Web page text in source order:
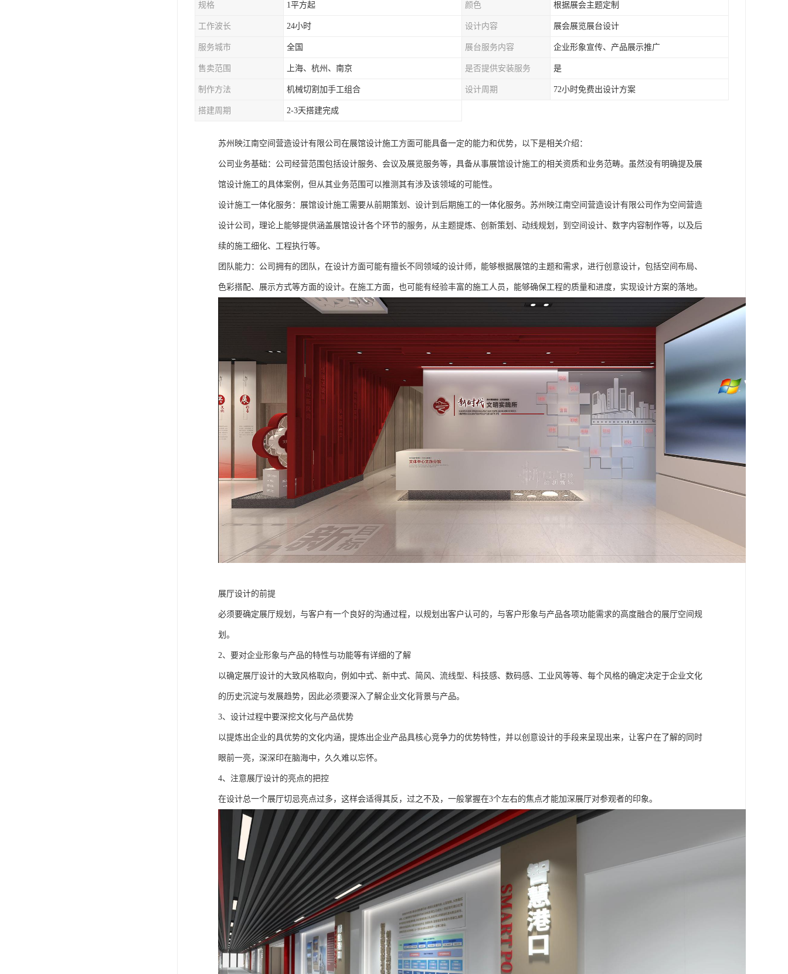
规格 1平方起 颜色 根据展会主题定制
工作波长 24小时 设计内容 展会展览展台设计
服务城市 全国 展台服务内容 企业形象宣传、产品展示推广
售卖范围 上海、杭州、南京 是否提供安装服务 是
制作方法 机械切割加手工组合 设计周期 72小时免费出设计方案
搭建周期 2-3天搭建完成
苏州映江南空间营造设计有限公司在展馆设计施工方面可能具备一定的能力和优势，以下是相关介绍：
公司业务基础：公司经营范围包括设计服务、会议及展览服务等，具备从事展馆设计施工的相关资质和业务范畴。虽然没有明确提及展
馆设计施工的具体案例，但从其业务范围可以推测其有涉及该领域的可能性。
设计施工一体化服务：展馆设计施工需要从前期策划、设计到后期施工的一体化服务。苏州映江南空间营造设计有限公司作为空间营造
设计公司，理论上能够提供涵盖展馆设计各个环节的服务，从主题提炼、创新策划、动线规划，到空间设计、数字内容制作等，以及后
续的施工细化、工程执行等。
团队能力：公司拥有的团队，在设计方面可能有擅长不同领域的设计师，能够根据展馆的主题和需求，进行创意设计，包括空间布局、
色彩搭配、展示方式等方面的设计。在施工方面，也可能有经验丰富的施工人员，能够确保工程的质量和进度，实现设计方案的落地。
展厅设计的前提
必须要确定展厅规划，与客户有一个良好的沟通过程，以规划出客户认可的，与客户形象与产品各项功能需求的高度融合的展厅空间规
划。
2、要对企业形象与产品的特性与功能等有详细的了解
以确定展厅设计的大致风格取向，例如中式、新中式、简风、流线型、科技感、数码感、工业风等等、每个风格的确定决定于企业文化
的历史沉淀与发展趋势，因此必须要深入了解企业文化背景与产品。
3、设计过程中要深挖文化与产品优势
以提炼出企业的具优势的文化内涵，提炼出企业产品具核心竞争力的优势特性，并以创意设计的手段来呈现出来，让客户在了解的同时
眼前一亮，深深印在脑海中，久久难以忘怀。
4、注意展厅设计的亮点的把控
在设计总一个展厅切忌亮点过多，这样会适得其反，过之不及，一般掌握在3个左右的焦点才能加深展厅对参观者的印象。